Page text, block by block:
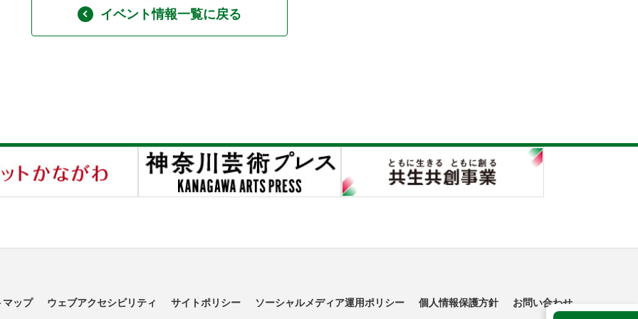
イベント情報一覧に戻る
マップ ウェブアクセシビリティ サイトポリシー ソーシャルメディア運用ポリシー 個人情報保護方針 お問い合わせ